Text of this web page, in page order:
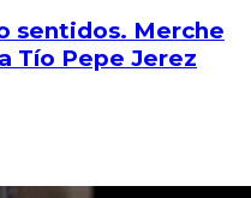
sentidos. Merche
Tío Pepe Jerez